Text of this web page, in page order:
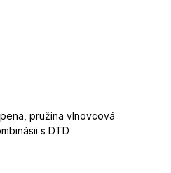
pružina vlnovcová
s DTD